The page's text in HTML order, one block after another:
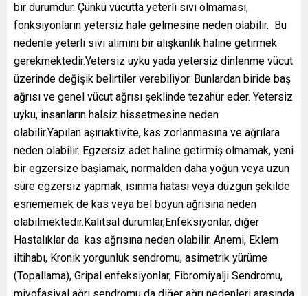
bir durumdur. Çünkü vücutta yeterli sıvı olmaması,
fonksiyonların yetersiz hale gelmesine neden olabilir. Bu
nedenle yeterli sıvı alımını bir alışkanlık haline getirmek
gerekmektedir.Yetersiz uyku yada yetersiz dinlenme vücut
üzerinde değişik belirtiler verebiliyor. Bunlardan biride baş
ağrısı ve genel vücut ağrısı şeklinde tezahür eder. Yetersiz
uyku, insanların halsiz hissetmesine neden
olabilir.Yapılan aşırıaktivite, kas zorlanmasına ve ağrılara
neden olabilir. Egzersiz adet haline getirmiş olmamak, yeni
bir egzersize başlamak, normalden daha yoğun veya uzun
süre egzersiz yapmak, ısınma hatası veya düzgün şekilde
esnememek de kas veya bel boyun ağrısına neden
olabilmektedir.Kalıtsal durumlar,Enfeksiyonlar, diğer
Hastalıklar da kas ağrısına neden olabilir. Anemi, Eklem
iltihabı, Kronik yorgunluk sendromu, asimetrik yürüme
(Topallama), Gripal enfeksiyonlar, Fibromiyalji Sendromu,